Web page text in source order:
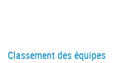
Classement des équipes